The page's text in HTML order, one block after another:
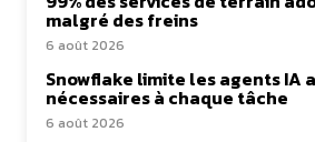
malgré des freins
6 août 2026
Snowflake limite les agents IA
nécessaires à chaque tâche
6 août 2026